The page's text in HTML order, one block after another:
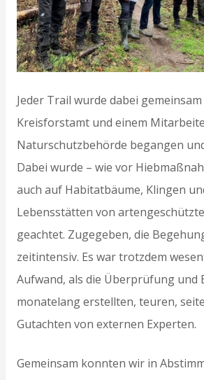
Jeder Trail wurde dabei
Kreisforstamt und einem
Naturschutzbehörde begangen
Dabei wurde – wie vor
auch auf Habitatbäume, Klingen
Lebensstätten von
geachtet. Zugegeben, die
zeitintensiv. Es war trotzdem
Aufwand, als die Überprüfung und
monatelang erstellten, teuren,
Gutachten von externen Experten.
Gemeinsam konnten wir in